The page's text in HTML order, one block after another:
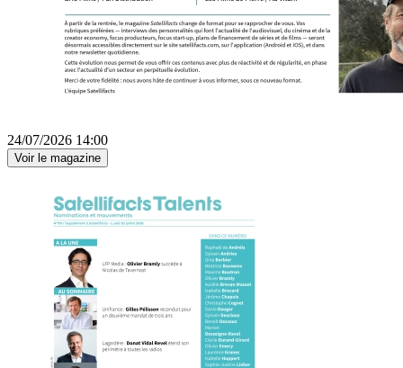
24/07/2026 14:00
Voir le magazine